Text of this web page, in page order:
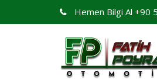
Hemen Bilgi Al +90